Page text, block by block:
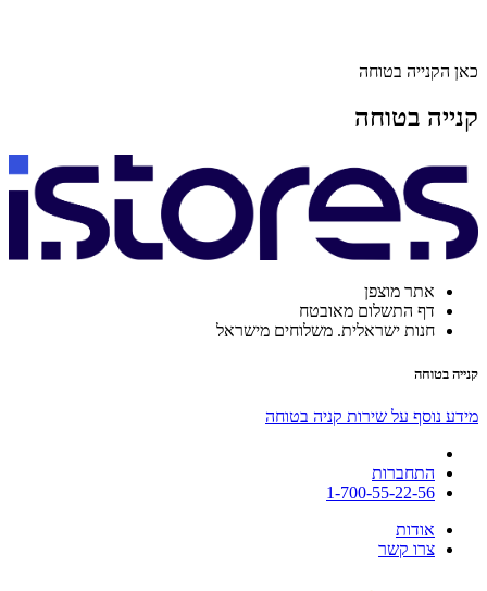
כאן הקנייה בטוחה
קנייה בטוחה
אתר מוצפן
דף התשלום מאובטח
חנות ישראלית. משלוחים מישראל
קנייה בטוחה
מידע נוסף על שירות קניה בטוחה
התחברות
1-700-55-22-56
אודות
צרו קשר